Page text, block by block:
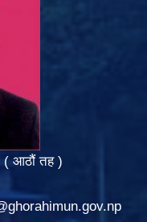
( आठौं तह )